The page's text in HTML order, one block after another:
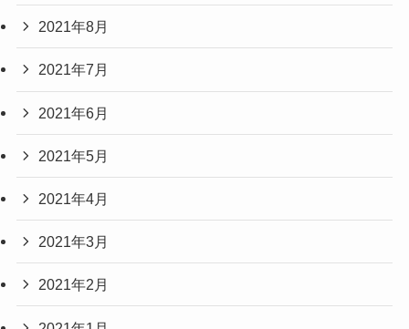
2021年8月
2021年7月
2021年6月
2021年5月
2021年4月
2021年3月
2021年2月